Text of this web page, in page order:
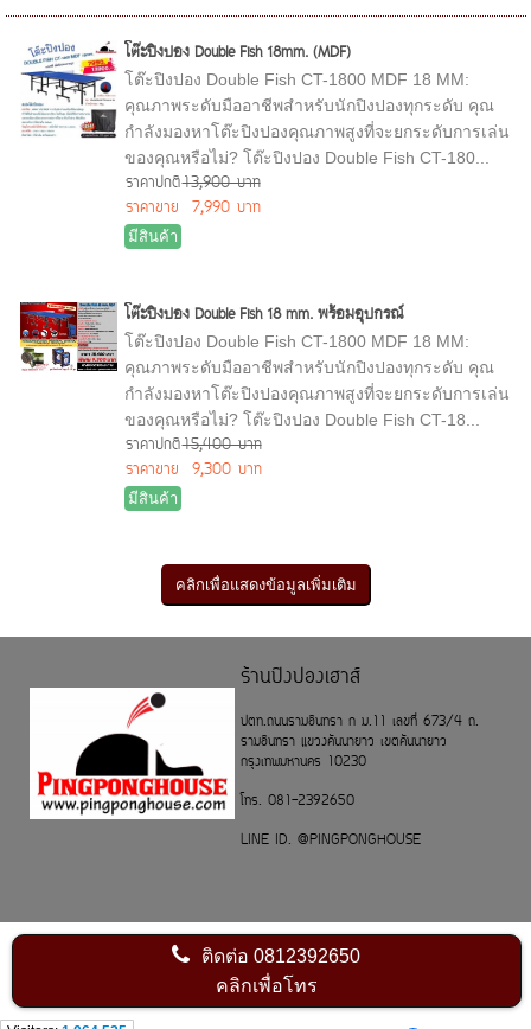
โต๊ะปิงปอง Double Fish 18mm. (MDF)
โต๊ะปิงปอง Double Fish CT-1800 MDF 18 MM:
คุณภาพระดับมืออาชีพสำหรับนักปิงปองทุกระดับ คุณ
กำลังมองหาโต๊ะปิงปองคุณภาพสูงที่จะยกระดับการเล่น
ของคุณหรือไม่? โต๊ะปิงปอง Double Fish CT-180...
ราคาปกติ13,900 บาท
ราคาขาย
7,990 บาท
มีสินค้า
โต๊ะปิงปอง Double Fish 18 mm. พร้อมอุปกรณ์
โต๊ะปิงปอง Double Fish CT-1800 MDF 18 MM:
คุณภาพระดับมืออาชีพสำหรับนักปิงปองทุกระดับ คุณ
กำลังมองหาโต๊ะปิงปองคุณภาพสูงที่จะยกระดับการเล่น
ของคุณหรือไม่? โต๊ะปิงปอง Double Fish CT-18...
ราคาปกติ15,400 บาท
ราคาขาย
9,300 บาท
มีสินค้า
ร้านปิงปองเฮาส์
ปตท.ถนนรามอินทรา ก ม.11 เลขที่ 673/4 ถ.
รามอินทรา แขวงคันนายาว เขตคันนายาว
กรุงเทพมหานคร 10230
โทร. 081-2392650
LINE ID. @PINGPONGHOUSE
ติดต่อ0812392650
คลิกเพื่อโทร